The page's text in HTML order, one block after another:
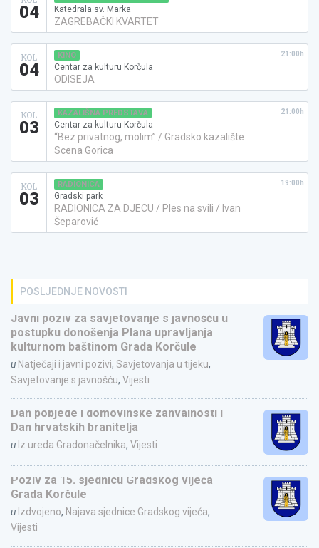
04 Katedrala sv. Marka
ZAGREBAČKI KVARTET
KOL
04
KINO
Centar za kulturu Korčula
ODISEJA
21:00h
KOL
03
KAZALIŠNA PREDSTAVA
Centar za kulturu Korčula
“Bez privatnog, molim” / Gradsko kazalište
Scena Gorica
21:00h
KOL
03
RADIONICA
Gradski park
RADIONICA ZA DJECU / Ples na svili / Ivan
Šeparović
19:00h
POSLJEDNJE NOVOSTI
Javni poziv za savjetovanje s javnošću u
postupku donošenja Plana upravljanja
kulturnom baštinom Grada Korčule
u Natječaji i javni pozivi, Savjetovanja u tijeku,
Savjetovanje s javnošću, Vijesti
Dan pobjede i domovinske zahvalnosti i
Dan hrvatskih branitelja
u Iz ureda Gradonačelnika, Vijesti
Poziv za 15. sjednicu Gradskog vijeća
Grada Korčule
u Izdvojeno, Najava sjednice Gradskog vijeća,
Vijesti